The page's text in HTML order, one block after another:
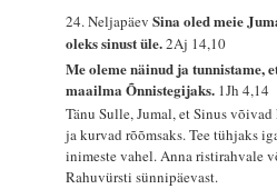
24. NeljapäevSina oled meie
oleks sinust üle.2Aj 14,10
Me oleme näinud ja tunnistame,
maailma Õnnistegijaks. 1Jh 4,14
Tänu Sulle, Jumal, et Sinus
ja kurvad rõõmsaks. Tee tühjaks
inimeste vahel. Anna ristirahvale
Rahuvürsti sünnipäevast.